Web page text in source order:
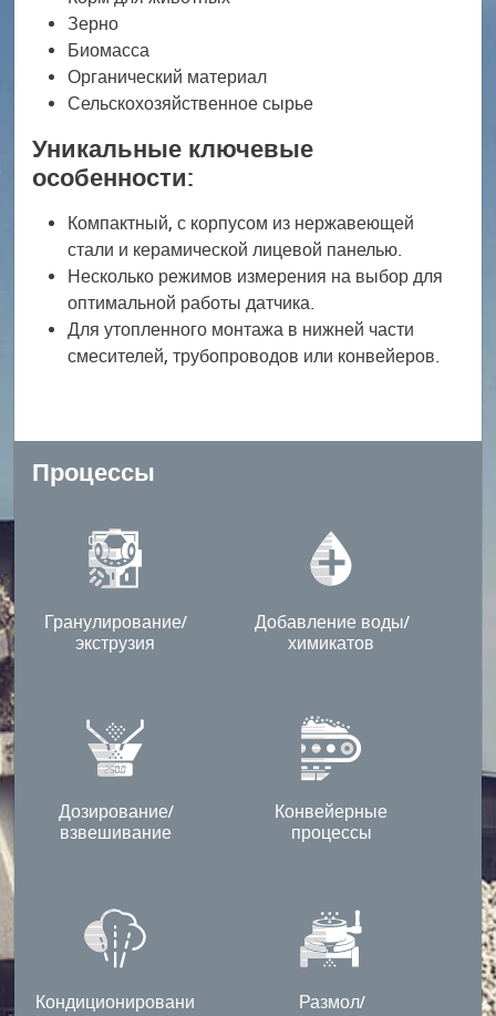
Зерно
Биомасса
Органический материал
Сельскохозяйственное сырье
Уникальные ключевые
особенности:
Компактный, с корпусом из нержавеющей
стали и керамической лицевой панелью.
Несколько режимов измерения на выбор для
оптимальной работы датчика.
Для утопленного монтажа в нижней части
смесителей, трубопроводов или конвейеров.
Процессы
Гранулирование/
экструзия
Добавление воды/
химикатов
Дозирование/
взвешивание
Конвейерные
процессы
Кондиционировани
Размол/